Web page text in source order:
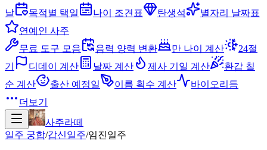
날
목적별 택일 나이 조견표 탄생석
별자리 날짜표
연예인 사주
무료 도구 모음
음력 양력 변환 만 나이 계산
24절
기
디데이 계산 날짜 계산 제사 기일 계산
환갑 칠
순 계산
출산 예정일 이름 획수 계산
바이오리듬
더보기
사주라떼
일주 궁합/갑신일주/임진일주